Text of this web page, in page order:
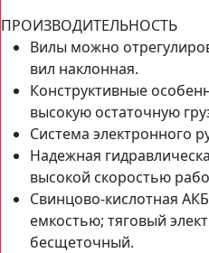
ПРОИЗВОДИТЕЛЬНОСТЬ
Вилы можно
вил наклонная.
Конструктивные
высокую остаточную
Система электронного
Надежная
высокой скоростью
Свинцово-кислотная
емкостью; тяговый
бесщеточный.